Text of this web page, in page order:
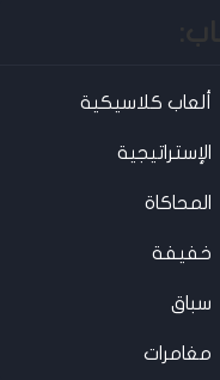
ألعاب كلاسيكية
الإستراتيجية
المحاكاة
خفيفة
سباق
مغامرات